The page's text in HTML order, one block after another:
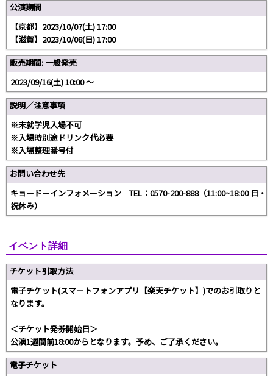
公演期間
【京都】2023/10/07(土) 17:00
【滋賀】2023/10/08(日) 17:00
販売期間: 一般発売
2023/09/16(土) 10:00 〜
説明／注意事項
※未就学児入場不可
※入場時別途ドリンク代必要
※入場整理番号付
お問い合わせ先
キョードーインフォメーション TEL：0570-200-888（11:00~18:00 日・
祝休み）
イベント詳細
チケット引取方法
電子チケット(スマートフォンアプリ【楽天チケット】)でのお引取りと
なります。
＜チケット発券開始日＞
公演1週間前18:00からとなります。予め、ご了承ください。
電子チケット